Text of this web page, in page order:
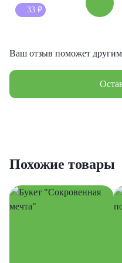
33 ₽
Ваш отзыв поможет другим
Похожие товары